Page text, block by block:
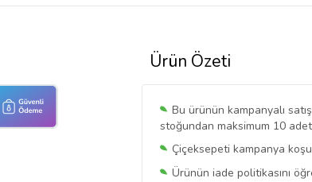
Ürün Özeti
Bu ürünün kampanyalı
stoğundan maksimum 10
Çiçeksepeti kampanya
Ürünün iade politikasını